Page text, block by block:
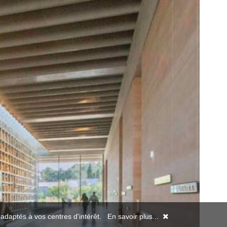
à vos centres d'intérêt. En savoir plus...